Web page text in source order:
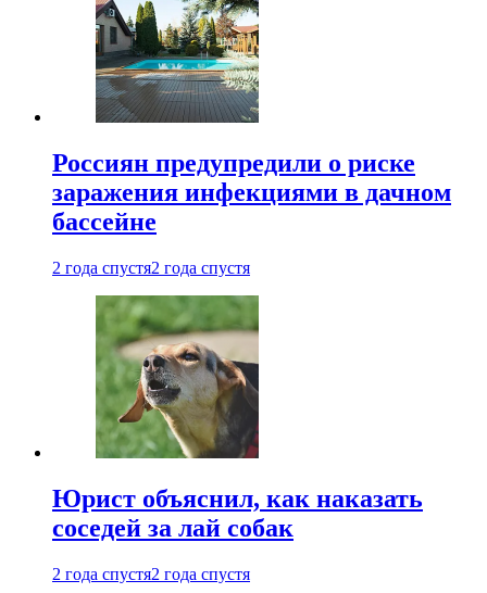
Россиян предупредили о риске
заражения инфекциями в дачном
бассейне
2 года спустя2 года спустя
Юрист объяснил, как наказать
соседей за лай собак
2 года спустя2 года спустя